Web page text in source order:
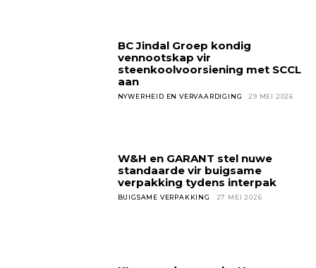
BC Jindal Groep kondig
vennootskap vir
steenkoolvoorsiening met SCCL
aan
NYWERHEID EN VERVAARDIGING 29 MEI 2026
W&H en GARANT stel nuwe
standaarde vir buigsame
verpakking tydens interpak
BUIGSAME VERPAKKING 27 MEI 2026